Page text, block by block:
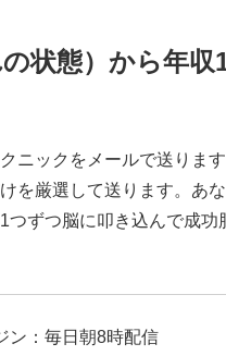
状態）から年収
ニックをメールで送りま
を厳選して送ります。あ
ずつ脳に叩き込んで成功
ン：毎日朝8時配信